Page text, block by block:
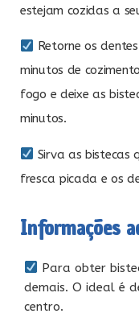
estejam cozidas a
Retorne os
minutos de
fogo e deixe as
minutos.
Sirva as bistecas
fresca picada e os
Informações
Para obter
demais. O ideal é
centro.